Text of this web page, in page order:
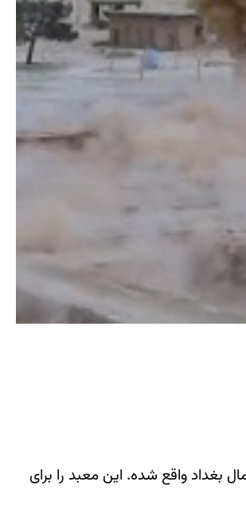
شرقی شهر تاریخی نمرود در جنوب شرقی شهر موصل مرکز استان نینوا در ۴۰۰ کیلومتری شمال بغداد واقع شده. این معبد را برای